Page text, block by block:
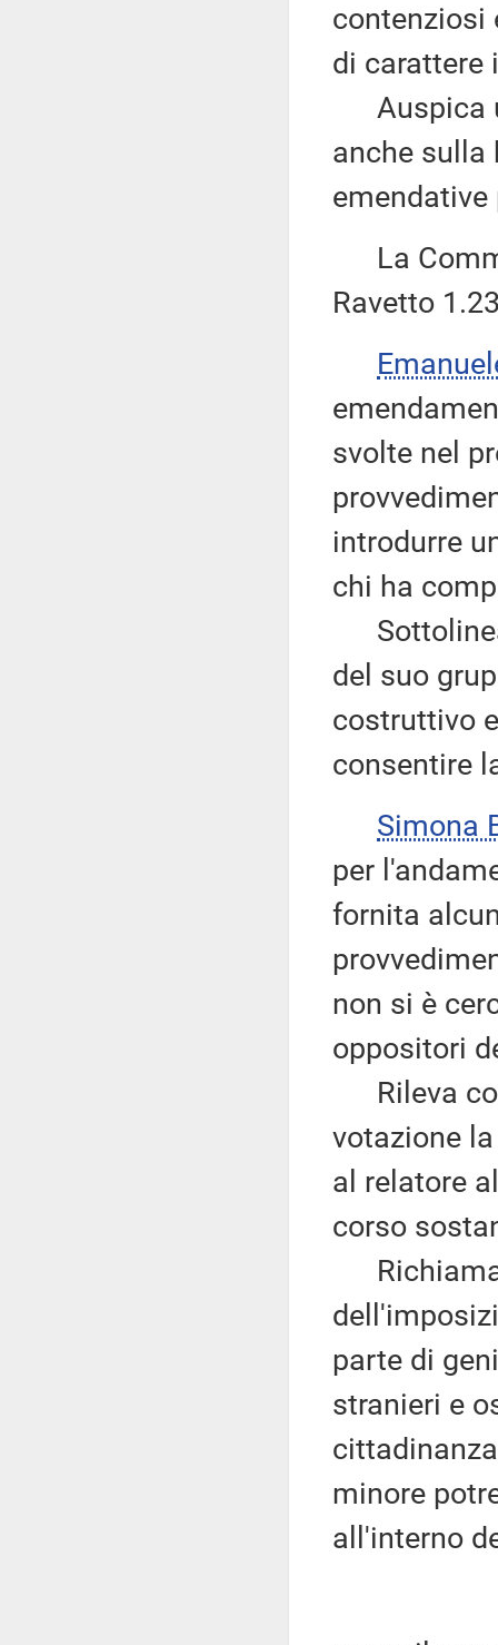
contenziosi
di carattere
Auspica
anche sulla
emendative
La
Ravetto
svolte nel
introdurre
chi ha
del suo
costruttivo
consentire
Simona
per
fornita
non si è
oppositori
Rileva
votazione
al relatore
corso
Richiama
parte di
stranieri e
minore
all'interno